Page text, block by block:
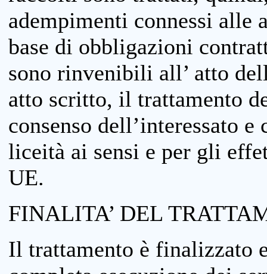
adempimenti connessi
base di obbligazioni
sono rinvenibili all’ atto
atto scritto, il trattamento
consenso dell’interessato
liceità ai sensi e per gli
UE.
FINALITA’ DEL
Il trattamento è finalizzato